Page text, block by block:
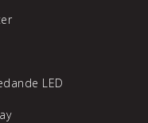
LED